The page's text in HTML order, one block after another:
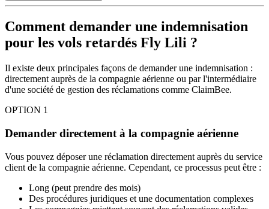
Comment demander une indemnisation
pour les vols retardés Fly Lili ?
Il existe deux principales façons de demander une indemnisation :
directement auprès de la compagnie aérienne ou par l'intermédiaire
d'une société de gestion des réclamations comme ClaimBee.
OPTION 1
Demander directement à la compagnie aérienne
Vous pouvez déposer une réclamation directement auprès du service
client de la compagnie aérienne. Cependant, ce processus peut être :
Long (peut prendre des mois)
Des procédures juridiques et une documentation complexes